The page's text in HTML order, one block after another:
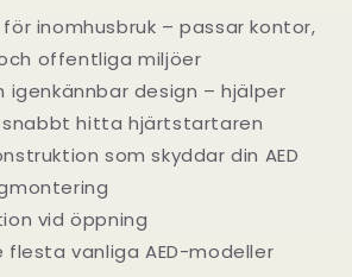
inomhusbruk – passar kontor,
offentliga miljöer
igenkännbar design – hjälper
hitta hjärtstartaren
som skyddar din AED
vid öppning
flesta vanliga AED-modeller